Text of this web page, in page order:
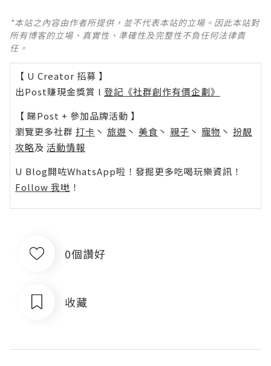
*本站之內容由作者所提供，並不代表本站的立場。因此本站對
所有博客的立場、真實性、準確性及完整性不負任何法律責
任。
【 U Creator 招募 】
出Post賺現金獎賞 l 登記《社群創作有價企劃》
【 睇Post + 參加品牌活動 】
瀏覽更多社群 打卡 丶 旅遊 丶 美食 丶 親子 丶 寵物 丶 扮靚
攻略及 活動情報
U Blog開咗WhatsApp啦！發掘更多吃喝玩樂資訊！
Follow 我哋 ！
0個讚好
收藏